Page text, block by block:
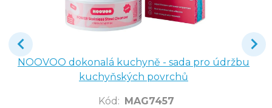
NOOVOO dokonalá kuchyně - sada pro údržbu
kuchyňských povrchů
Kód : MAG7457